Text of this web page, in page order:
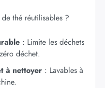
thé réutilisables ?
: Limite les déchets
déchet.
à nettoyer : Lavables à